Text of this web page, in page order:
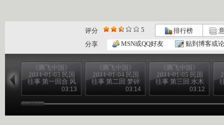
评分 5 排行榜
分享
MSN或QQ好友 贴到博客或
《腾飞中国》
2011-01-03 民国
往事 第一回合 风
雨飘摇季03:13
《腾飞中国》
2011-01-04 民国
往事 第二回 梦碎
03:14
《腾飞中国》
2011-01-05 民国
往事 第三回 水木
03:12